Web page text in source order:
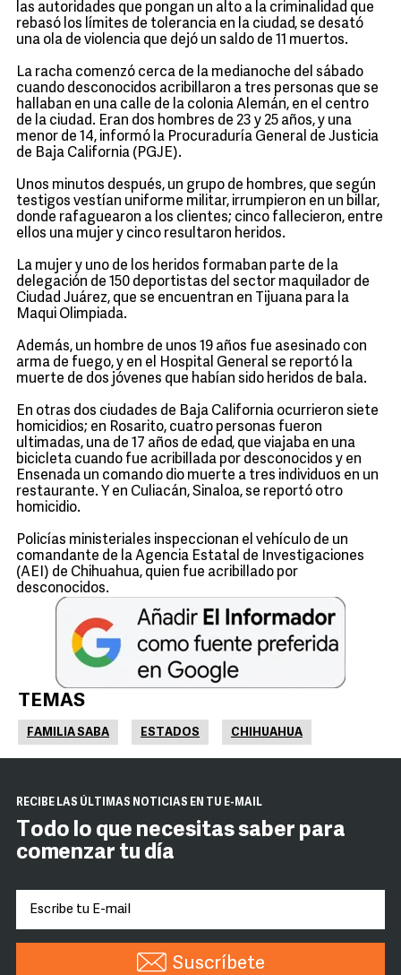
las autoridades que pongan un alto a la criminalidad que
rebasó los límites de tolerancia en la ciudad, se desató
una ola de violencia que dejó un saldo de 11 muertos.
La racha comenzó cerca de la medianoche del sábado
cuando desconocidos acribillaron a tres personas que se
hallaban en una calle de la colonia Alemán, en el centro
de la ciudad. Eran dos hombres de 23 y 25 años, y una
menor de 14, informó la Procuraduría General de Justicia
de Baja California (PGJE).
Unos minutos después, un grupo de hombres, que según
testigos vestían uniforme militar, irrumpieron en un billar,
donde rafaguearon a los clientes; cinco fallecieron, entre
ellos una mujer y cinco resultaron heridos.
La mujer y uno de los heridos formaban parte de la
delegación de 150 deportistas del sector maquilador de
Ciudad Juárez, que se encuentran en Tijuana para la
Maqui Olimpiada.
Además, un hombre de unos 19 años fue asesinado con
arma de fuego, y en el Hospital General se reportó la
muerte de dos jóvenes que habían sido heridos de bala.
En otras dos ciudades de Baja California ocurrieron siete
homicidios; en Rosarito, cuatro personas fueron
ultimadas, una de 17 años de edad, que viajaba en una
bicicleta cuando fue acribillada por desconocidos y en
Ensenada un comando dio muerte a tres individuos en un
restaurante. Y en Culiacán, Sinaloa, se reportó otro
homicidio.
Policías ministeriales inspeccionan el vehículo de un
comandante de la Agencia Estatal de Investigaciones
(AEI) de Chihuahua, quien fue acribillado por
desconocidos.
TEMAS
FAMILIA SABA ESTADOS CHIHUAHUA
RECIBE LAS ÚLTIMAS NOTICIAS EN TU E-MAIL
Todo lo que necesitas saber para
comenzar tu día
Suscríbete